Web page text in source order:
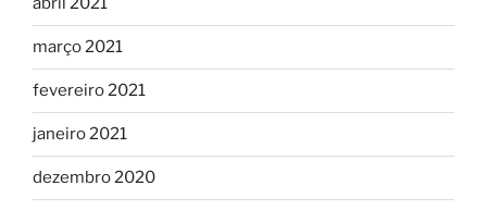
março 2021
fevereiro 2021
janeiro 2021
dezembro 2020